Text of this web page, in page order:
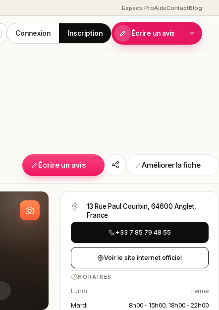
Espace ProAideContactBlog
Connexion Inscription Écrire un avis
Écrire un avis Améliorer la fiche
13 Rue Paul Courbin, 64600 Anglet,
France
+33 7 85 79 48 55
Voir le site internet officiel
HORAIRES
Lundi
Fermé
Mardi
8h00 - 15h00, 18h00 - 22h00